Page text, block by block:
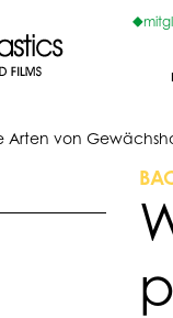
Arten von